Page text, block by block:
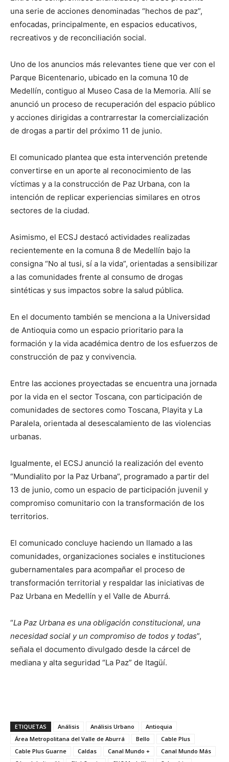
una serie de acciones denominadas “hechos de paz”,
enfocadas, principalmente, en espacios educativos,
recreativos y de reconciliación social.
Uno de los anuncios más relevantes tiene que ver con el
Parque Bicentenario, ubicado en la comuna 10 de
Medellín, contiguo al Museo Casa de la Memoria. Allí se
anunció un proceso de recuperación del espacio público
y acciones dirigidas a contrarrestar la comercialización
de drogas a partir del próximo 11 de junio.
El comunicado plantea que esta intervención pretende
convertirse en un aporte al reconocimiento de las
víctimas y a la construcción de Paz Urbana, con la
intención de replicar experiencias similares en otros
sectores de la ciudad.
Asimismo, el ECSJ destacó actividades realizadas
recientemente en la comuna 8 de Medellín bajo la
consigna “No al tusi, sí a la vida”, orientadas a sensibilizar
a las comunidades frente al consumo de drogas
sintéticas y sus impactos sobre la salud pública.
En el documento también se menciona a la Universidad
de Antioquia como un espacio prioritario para la
formación y la vida académica dentro de los esfuerzos de
construcción de paz y convivencia.
Entre las acciones proyectadas se encuentra una jornada
por la vida en el sector Toscana, con participación de
comunidades de sectores como Toscana, Playita y La
Paralela, orientada al desescalamiento de las violencias
urbanas.
Igualmente, el ECSJ anunció la realización del evento
“Mundialito por la Paz Urbana”, programado a partir del
13 de junio, como un espacio de participación juvenil y
compromiso comunitario con la transformación de los
territorios.
El comunicado concluye haciendo un llamado a las
comunidades, organizaciones sociales e instituciones
gubernamentales para acompañar el proceso de
transformación territorial y respaldar las iniciativas de
Paz Urbana en Medellín y el Valle de Aburrá.
“La Paz Urbana es una obligación constitucional, una
necesidad social y un compromiso de todos y todas”,
señala el documento divulgado desde la cárcel de
mediana y alta seguridad “La Paz” de Itagüí.
ETIQUETAS Análisis Análisis Urbano
Antioquia
Área Metropolitana del Valle de Aburrá
Bello
Cable Plus
Cable Plus Guarne
Caldas Canal Mundo +
Canal Mundo Más